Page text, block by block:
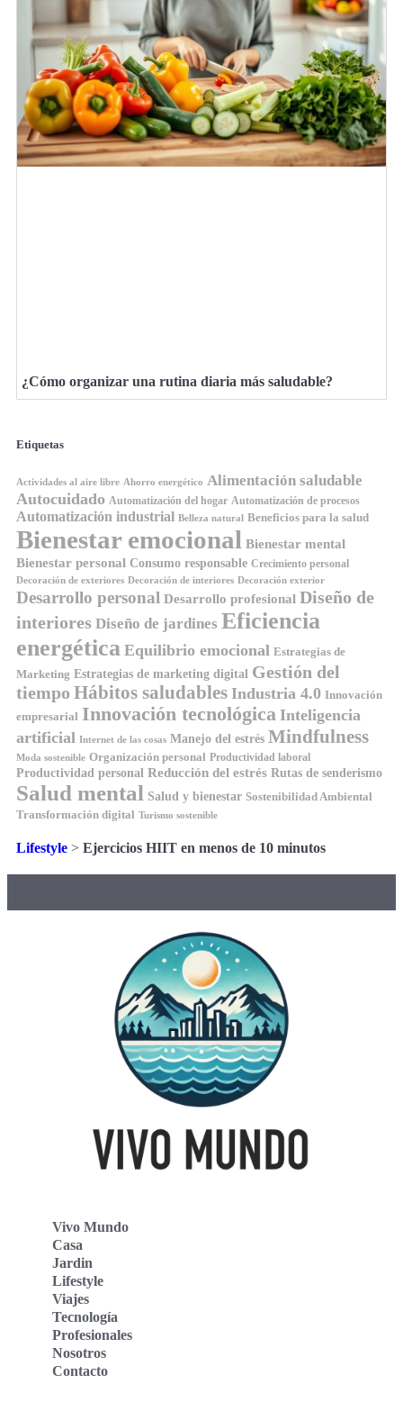
¿Cómo organizar una rutina diaria más saludable?
Etiquetas
Actividades al aire libre Ahorro energético Alimentación saludable
Autocuidado Automatización del hogar Automatización de procesos
Automatización industrial Belleza natural Beneficios para la salud
Bienestar emocional Bienestar mental
Bienestar personal Consumo responsable Crecimiento personal
Decoración de exteriores Decoración de interiores Decoración exterior
Desarrollo personal Desarrollo profesional Diseño de
interiores Diseño de jardines Eficiencia
energética Equilibrio emocional Estrategias de
Marketing Estrategias de marketing digital Gestión del
tiempo Hábitos saludables Industria 4.0 Innovación
empresarial Innovación tecnológica Inteligencia
artificial Internet de las cosas Manejo del estrés Mindfulness
Moda sostenible Organización personal Productividad laboral
Productividad personal Reducción del estrés Rutas de senderismo
Salud mental Salud y bienestar Sostenibilidad Ambiental
Transformación digital Turismo sostenible
Lifestyle > Ejercicios HIIT en menos de 10 minutos
Vivo Mundo
Casa
Jardin
Lifestyle
Viajes
Tecnología
Profesionales
Nosotros
Contacto